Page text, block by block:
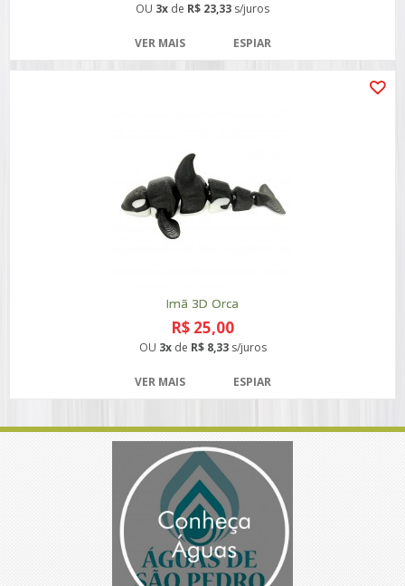
OU 3x de R$ 23,33 s/juros
VER MAIS ESPIAR
Imã 3D Orca
R$ 25,00
OU 3xde R$ 8,33s/juros
VER MAIS ESPIAR